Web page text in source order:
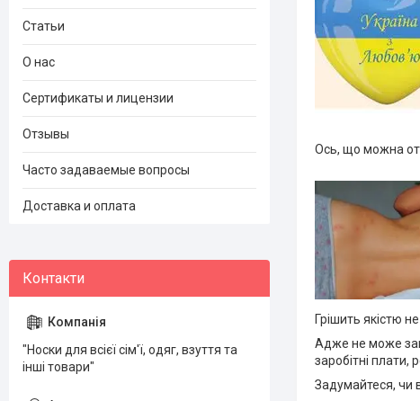
Ось, що можна
Грішить якістю
Адже не може
заробітні плати,
Задумайтеся, чи
Статьи
О нас
Сертификаты и лицензии
Отзывы
Часто задаваемые вопросы
Доставка и оплата
"Носки для всієї сім'ї, одяг, взуття та
інші товари"